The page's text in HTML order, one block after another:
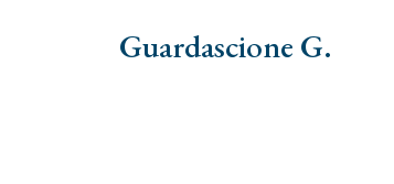
Guardascione G.